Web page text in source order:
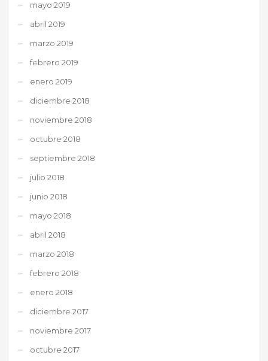
mayo 2019
abril 2019
marzo 2019
febrero 2019
enero 2019
diciembre 2018
noviembre 2018
octubre 2018
septiembre 2018
julio 2018
junio 2018
mayo 2018
abril 2018
marzo 2018
febrero 2018
enero 2018
diciembre 2017
noviembre 2017
octubre 2017